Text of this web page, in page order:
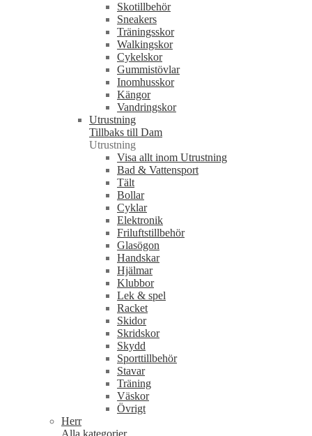
Skotillbehör
Sneakers
Träningsskor
Walkingskor
Cykelskor
Gummistövlar
Inomhusskor
Kängor
Vandringskor
Utrustning
Tillbaks till Dam
Utrustning
Visa allt inom Utrustning
Bad & Vattensport
Tält
Bollar
Cyklar
Elektronik
Friluftstillbehör
Glasögon
Handskar
Hjälmar
Klubbor
Lek & spel
Racket
Skidor
Skridskor
Skydd
Sporttillbehör
Stavar
Träning
Väskor
Övrigt
Herr
Alla kategorier